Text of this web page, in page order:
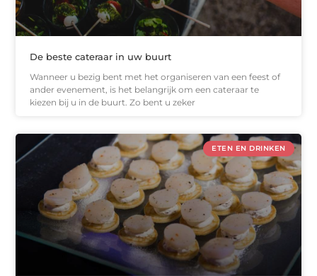
De beste cateraar in uw buurt
Wanneer u bezig bent met het organiseren van een feest of
ander evenement, is het belangrijk om een cateraar te
kiezen bij u in de buurt. Zo bent u zeker
ETEN EN DRINKEN